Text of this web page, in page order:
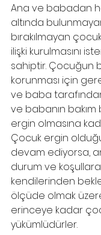
Ana ve babadan
altında
bırakılmayan
ilişki kurulmasını
sahiptir. Çocuğun
korunması için
ve baba tarafından
ve babanın
ergin olmasına
Çocuk ergin
devam ediyorsa,
durum ve
kendilerinden
ölçüde olmak
erinceye kadar
yükümlüdürler.